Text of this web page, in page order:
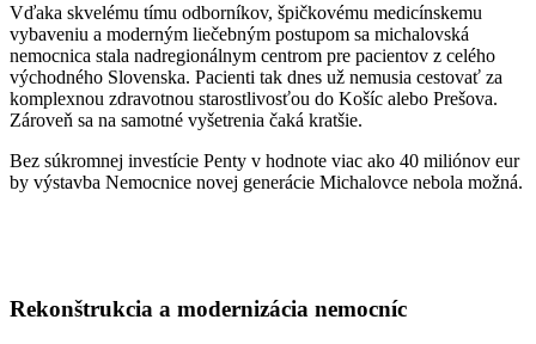
Vďaka skvelému tímu odborníkov, špičkovému medicínskemu
vybaveniu a moderným liečebným postupom sa michalovská
nemocnica stala nadregionálnym centrom pre pacientov z celého
východného Slovenska. Pacienti tak dnes už nemusia cestovať za
komplexnou zdravotnou starostlivosťou do Košíc alebo Prešova.
Zároveň sa na samotné vyšetrenia čaká kratšie.
Bez súkromnej investície Penty v hodnote viac ako 40 miliónov eur
by výstavba Nemocnice novej generácie Michalovce nebola možná.
Rekonštrukcia a modernizácia nemocníc